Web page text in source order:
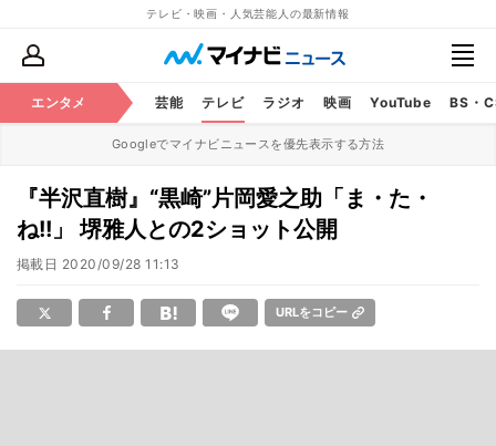
テレビ・映画・人気芸能人の最新情報
エンタメ 芸能 テレビ ラジオ 映画 YouTube BS・
Googleでマイナビニュースを優先表示する方法
『半沢直樹』“黒崎”片岡愛之助「ま・た・
ね!!」 堺雅人との2ショット公開
掲載日 2020/09/28 11:13
URLをコピー